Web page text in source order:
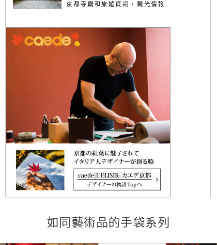
京都寺廟和旅遊資訊 /観光情報
如同藝術品的手袋系列